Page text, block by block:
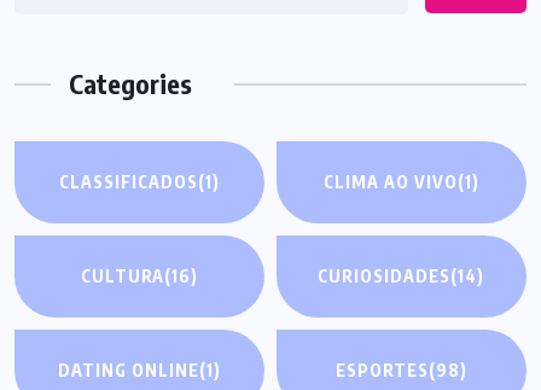
Categories
CLASSIFICADOS(1) CLIMA AO VIVO(1)
CULTURA(16) CURIOSIDADES(14)
DATING ONLINE(1) ESPORTES(98)